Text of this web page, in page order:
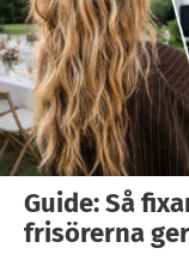
Guide: Så
frisörerna